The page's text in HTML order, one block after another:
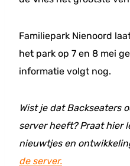
Familiepark Nienoord
het park op 7 en 8 mei
informatie volgt nog.
Wist je dat Backseaters
server heeft? Praat hier
nieuwtjes en
de server.